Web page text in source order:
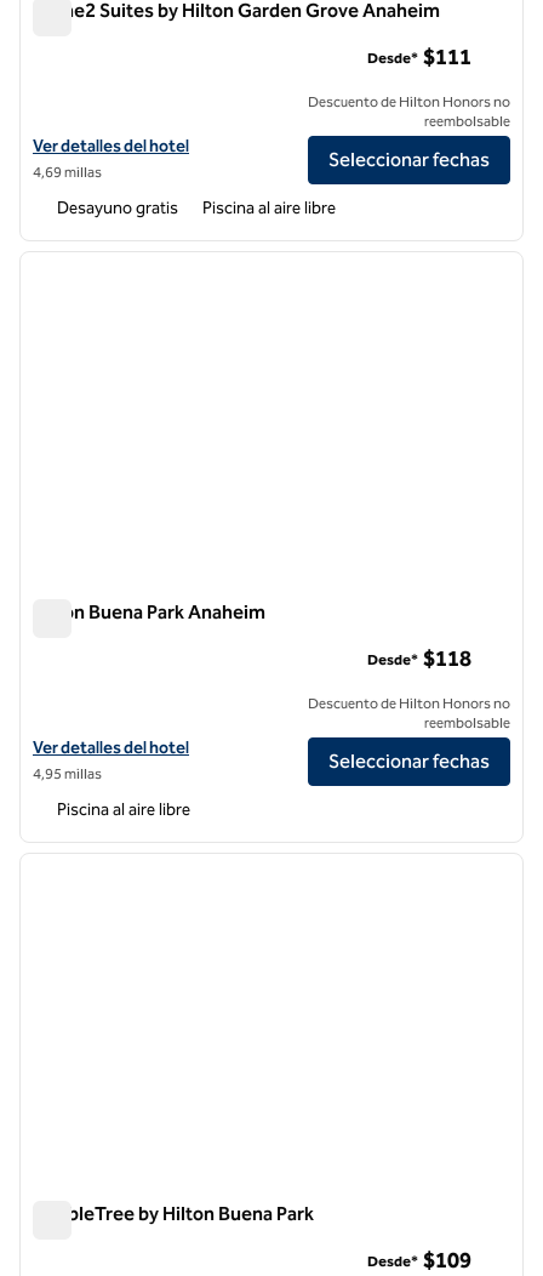
Home2 Suites by Hilton Garden Grove Anaheim
Ver detalles del hotel para Home2 Suites by Hilton Garden Grove
Ver detalles del hotel
4,69 millas
Desde* $111
Descuento de Hilton Honors no
reembolsable
Seleccionar fechas
Desayuno gratis Piscina al aire libre
1 de 12
Hilton Buena Park Anaheim
Ver detalles del hotel Hilton Buena Park Anaheim
Ver detalles del hotel
4,95 millas
Desde* $118
Descuento de Hilton Honors no
reembolsable
Seleccionar fechas
Piscina al aire libre
1 de 8
DoubleTree by Hilton Buena Park
Desde* $109